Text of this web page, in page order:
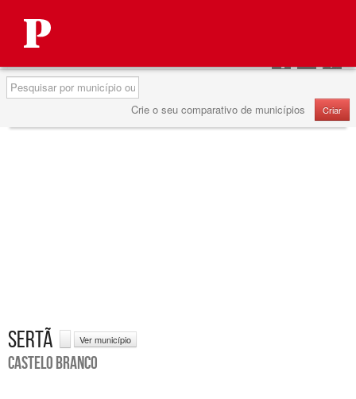
no
no
no
Pesquisa
Crie o seu comparativo de municípios
Criar
SERTÃ Ver município
CASTELO BRANCO